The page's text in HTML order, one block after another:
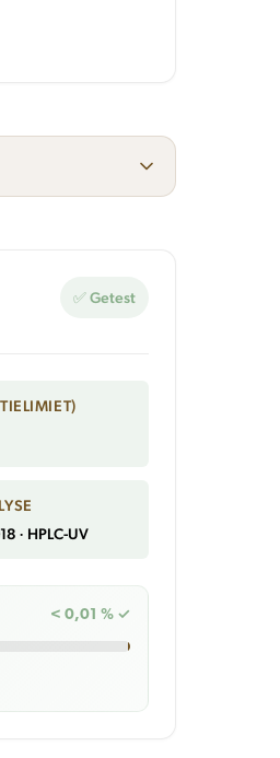
✅ Getest
· HPLC-UV
< 0,01 % ✓